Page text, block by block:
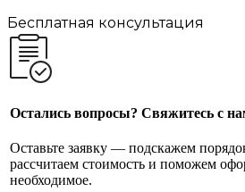
Бесплатная консультация
Остались вопросы? Свяжитесь с
Оставьте заявку — подскажем
рассчитаем стоимость и поможем
необходимое.